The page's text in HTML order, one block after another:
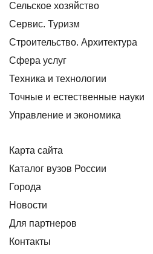
Сельское хозяйство
Сервис. Туризм
Строительство. Архитектура
Сфера услуг
Техника и технологии
Точные и естественные науки
Управление и экономика
Карта сайта
Каталог вузов России
Города
Новости
Для партнеров
Контакты